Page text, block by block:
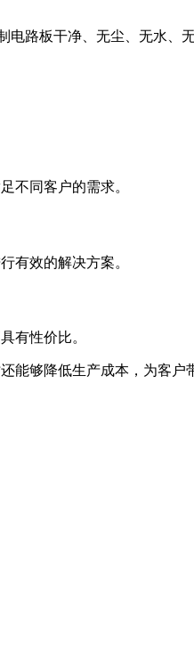
路板干净、无尘、无水、
不同客户的需求。
有效的解决方案。
有性价比。
能够降低生产成本，为客户